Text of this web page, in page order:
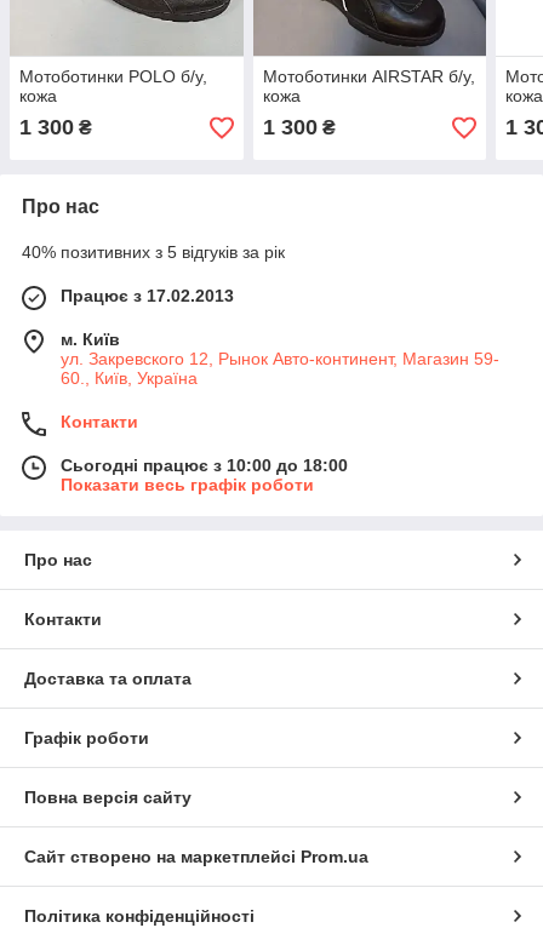
Мотоботинки POLO б/у,
кожа
1 300 ₴
Мотоботинки AIRSTAR б/у,
кожа
1 300₴
кожа
1
Про нас
40% позитивних з 5 відгуків за рік
Працює з 17.02.2013
м. Київ
ул. Закревского 12, Рынок Авто-континент, Магазин 59-
60., Київ, Україна
Контакти
Сьогодні працює з 10:00 до 18:00
Показати весь графік роботи
Про нас
Контакти
Доставка та оплата
Графік роботи
Повна версія сайту
Сайт створено на маркетплейсі Prom.ua
Політика конфіденційності